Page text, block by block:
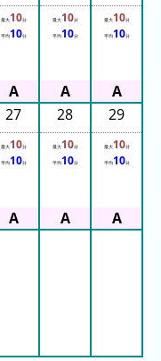
最大10分
平均10分
最大10分
平均10分
最大10分
平均10分
27
最大10分
平均10分
28
最大10分
平均10分
29
最大10分
平均10分